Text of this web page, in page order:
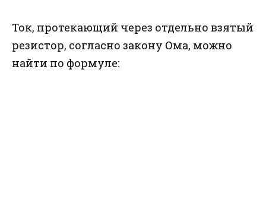
Ток, протекающий через отдельно взятый
резистор, согласно закону Ома, можно
найти по формуле: